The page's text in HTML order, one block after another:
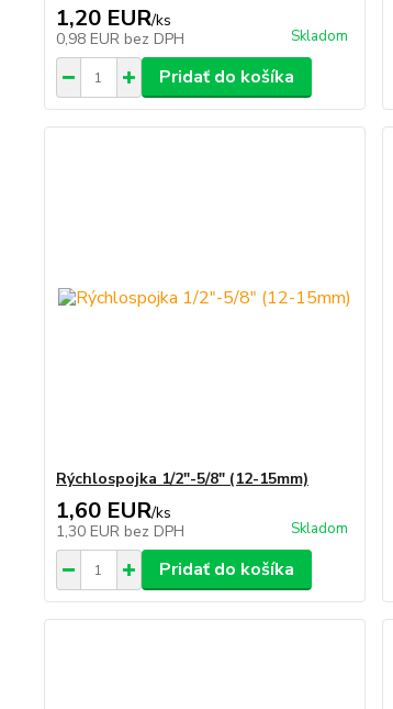
1,20 EUR/ks
0,98 EUR bez DPH Skladom
Pridať do košíka
Rýchlospojka 1/2"-5/8" (12-15mm)
1,60 EUR/ks
1,30 EUR bez DPH Skladom
Pridať do košíka